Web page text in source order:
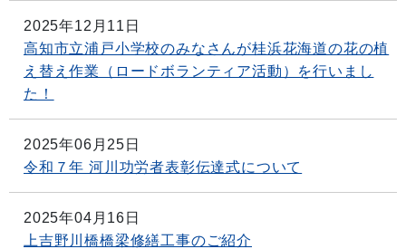
2025年12月11日
高知市立浦戸小学校のみなさんが桂浜花海道の花の植
え替え作業（ロードボランティア活動）を行いまし
た！
2025年06月25日
令和７年 河川功労者表彰伝達式について
2025年04月16日
上吉野川橋橋梁修繕工事のご紹介